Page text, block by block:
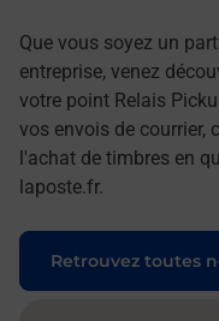
Que vous soyez un
entreprise, venez
votre point Relais
vos envois de courrier,
l'achat de timbres en
laposte.fr.
Retrouvez toutes